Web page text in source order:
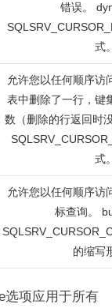
错误。
式
允许您以任何顺序访
表中删除了一行，键
数（删除的行返回时
式
允许您以任何顺序访
标查询。
的缩写
选项应用于所有